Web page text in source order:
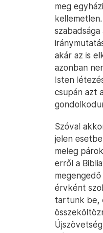
meg
akár az is
azonban
Isten
csupán azt
Szóval
jelen
meleg
erről a
érvként
tartunk be,